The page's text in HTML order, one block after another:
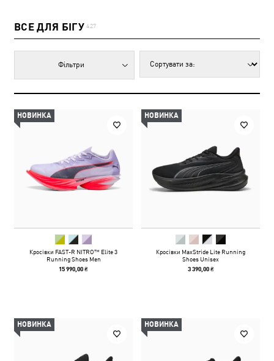
ВСЕ ДЛЯ БІГУ 427
Фільтри
НОВИНКА
Кросівки FAST-R NITRO™ Elite 3
Running Shoes Men
15 990,00 ₴
НОВИНКА
Кросівки MaxStride Lite Running
Shoes Unisex
3 390,00 ₴
НОВИНКА НОВИНКА